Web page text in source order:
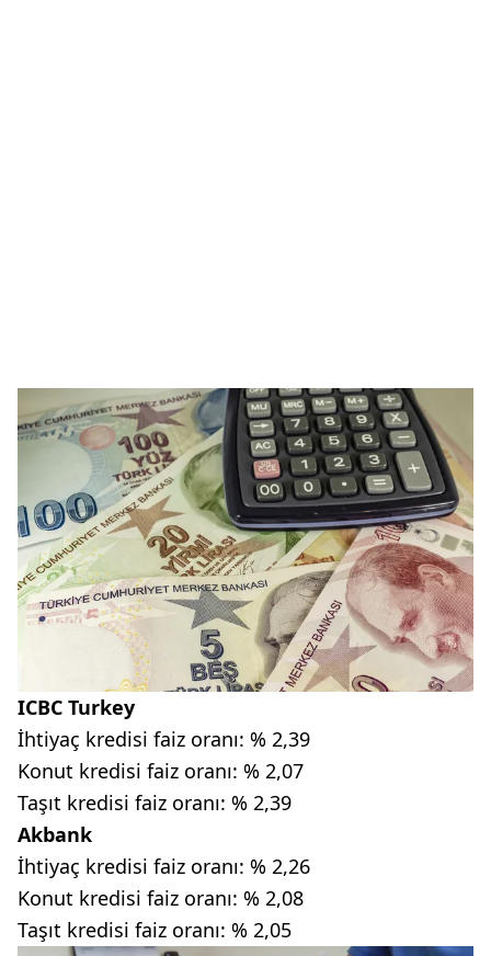
ICBC Turkey
İhtiyaç kredisi faiz oranı: % 2,39
Konut kredisi faiz oranı: % 2,07
Taşıt kredisi faiz oranı: % 2,39
Akbank
İhtiyaç kredisi faiz oranı: % 2,26
Konut kredisi faiz oranı: % 2,08
Taşıt kredisi faiz oranı: % 2,05